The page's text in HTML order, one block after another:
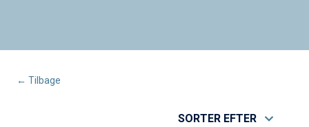
← Tilbage
SORTER EFTER